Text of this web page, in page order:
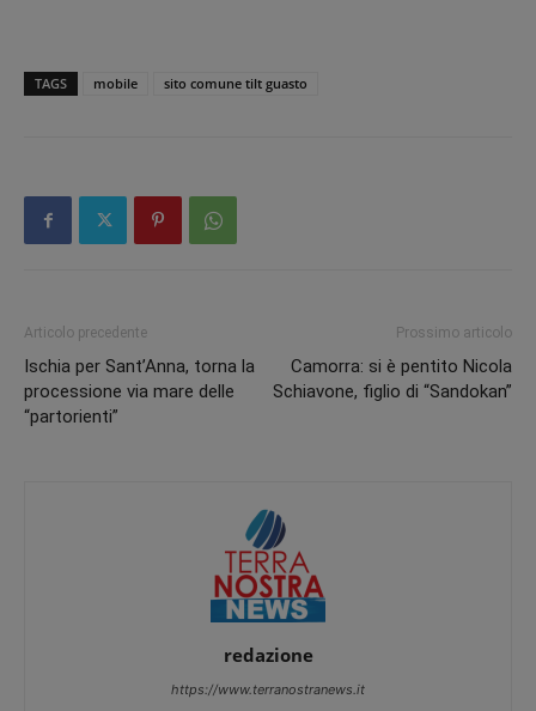
TAGS mobile sito comune tilt guasto
Articolo precedente
Ischia per Sant’Anna, torna la
processione via mare delle
“partorienti”
Prossimo articolo
Camorra: si è pentito Nicola
Schiavone, figlio di “Sandokan”
redazione
https://www.terranostranews.it